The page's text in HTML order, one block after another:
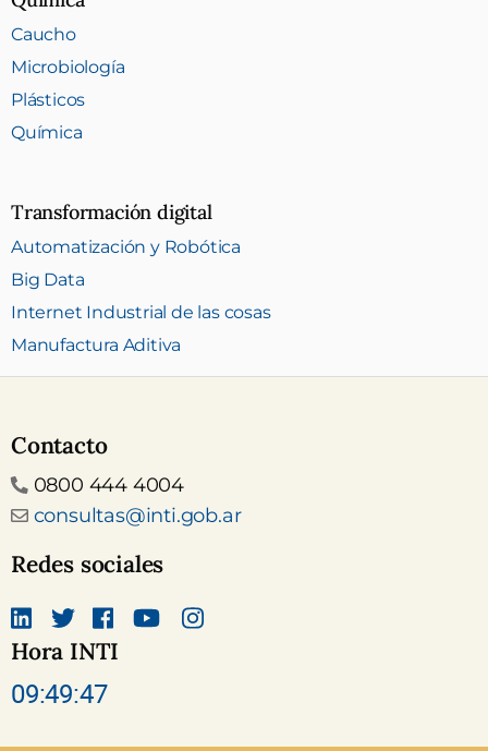
Caucho
Microbiología
Plásticos
Química
Transformación digital
Automatización y Robótica
Big Data
Internet Industrial de las cosas
Manufactura Aditiva
Contacto
Teléfono
0800 444 4004
Email
consultas@inti.gob.ar
Redes sociales
Linkedin
TwitterFacebook
Hora INTI
09:49:47